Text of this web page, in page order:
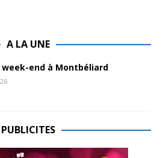
A LA UNE
week-end à Montbéliard
PUBLICITES